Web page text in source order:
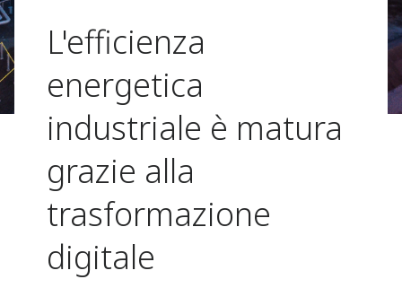
L'efficienza
energetica
industriale è matura
grazie alla
trasformazione
digitale